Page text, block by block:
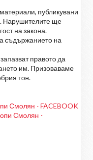
публикувани
Нарушителите ще
на закона.
съдържанието на
правото да
им. Призоваваме
тон.
Смолян - FACEBOOK
Смолян -